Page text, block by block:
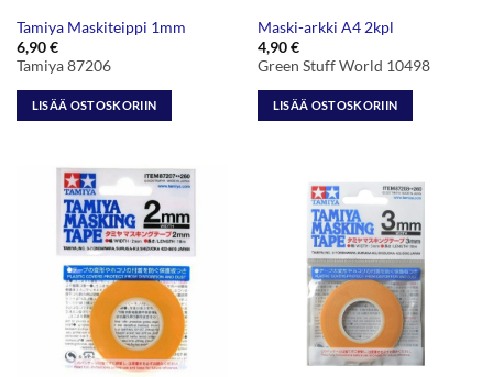
Tamiya Maskiteippi 1mm
6,90€
Tamiya 87206
LISÄÄ OSTOSKORIIN
Maski-arkki A4 2kpl
4,90€
Green Stuff World 10498
LISÄÄ OSTOSKORIIN